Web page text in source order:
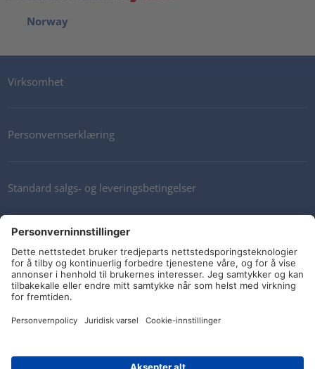
Norway
Virksomhet
Personvernserklæring
Standard salgs- og leveringsbetingelser
Nyhetsbrev
Sosiale medier